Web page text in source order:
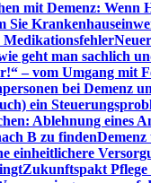
mit Demenz: Wenn
Sie
Medikationsfehler
geht man sachlich
– vom Umgang mit
bei Demenz
ein
Ablehnung eines
B zu finden
einheitlichere
Zukunftspakt Pflege